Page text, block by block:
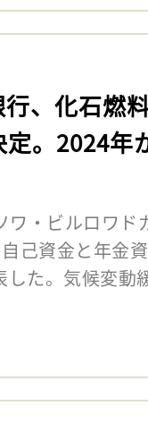
行、化石燃
。2024年
・ビルロワド
己資金と年金
した。気候変